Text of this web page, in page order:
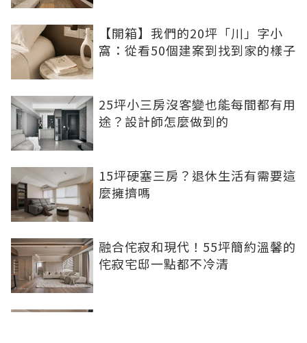
【開箱】我們的20坪「川」字小
窩：從看50個建案到找到家的樣子
25坪小三房沒客變也能每間都有用
途？設計師怎麼做到的
15坪硬塞三房？退休生活有需要這
麼擁擠嗎
融合侘寂和現代！55坪簡約溫馨的
侘寂宅邸一點都不冷清